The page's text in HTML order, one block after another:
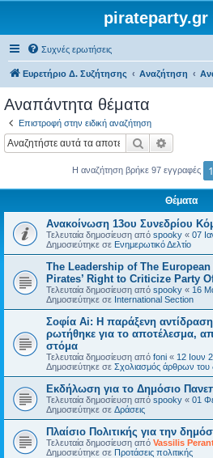
pirateparty.gr
Συχνές ερωτήσεις
Ευρετήριο Δ. Συζήτησης Αναζήτηση
Αναπάντητα θέματα
Επιστροφή στην ειδική αναζήτηση
Αναζήτηση
Η αναζήτηση βρήκε 97 εγγραφές 1
Θέματα
Ανακοίνωση 13ου Συνεδρίου
Τελευταία δημοσίευση από spooky « 07
Δημοσιεύτηκε σε Ενημερωτικό Δελτίο
The Leadership of The
Pirates’ Right to Criticize Party
Τελευταία δημοσίευση από spooky « 16
Δημοσιεύτηκε σε International Section
Σοφία Ai: Η παράξενη
ρωτήθηκε για το αποτέλεσμα,
στόμα
Τελευταία δημοσίευση από foni « 12 Ιουν
Δημοσιεύτηκε σε Σχολιασμός άρθρων του
Εκδήλωση για το Δημόσιο
Τελευταία δημοσίευση από spooky « 01
Δημοσιεύτηκε σε Δράσεις
Πλαίσιο Πολιτικής για την
Τελευταία δημοσίευση από Vassilis
Δημοσιεύτηκε σε Προτάσεις πολιτικής